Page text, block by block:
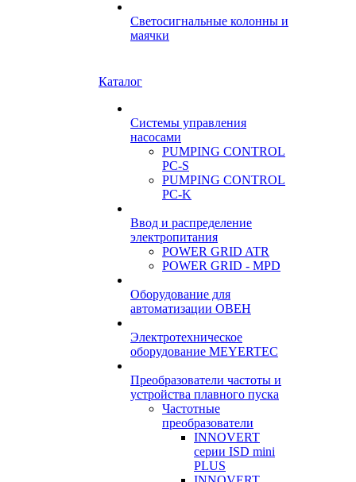
Светосигнальные колонны и
маячки
Каталог
Системы управления
насосами
PUMPING CONTROL
PC-S
PUMPING CONTROL
PC-K
Ввод и распределение
электропитания
POWER GRID ATR
POWER GRID - MPD
Оборудование для
автоматизации ОВЕН
Электротехническое
оборудование MEYERTEC
Преобразователи частоты и
устройства плавного пуска
Частотные
преобразователи
INNOVERT
серии ISD mini
PLUS